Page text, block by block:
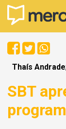
Thaís Andrade
SBT